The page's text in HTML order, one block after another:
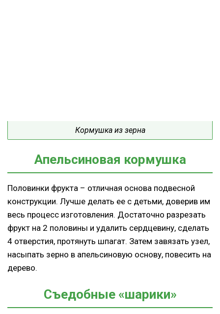
Кормушка из зерна
Апельсиновая кормушка
Половинки фрукта – отличная основа подвесной
конструкции. Лучше делать ее с детьми, доверив им
весь процесс изготовления. Достаточно разрезать
фрукт на 2 половины и удалить сердцевину, сделать
4 отверстия, протянуть шпагат. Затем завязать узел,
насыпать зерно в апельсиновую основу, повесить на
дерево.
Съедобные «шарики»